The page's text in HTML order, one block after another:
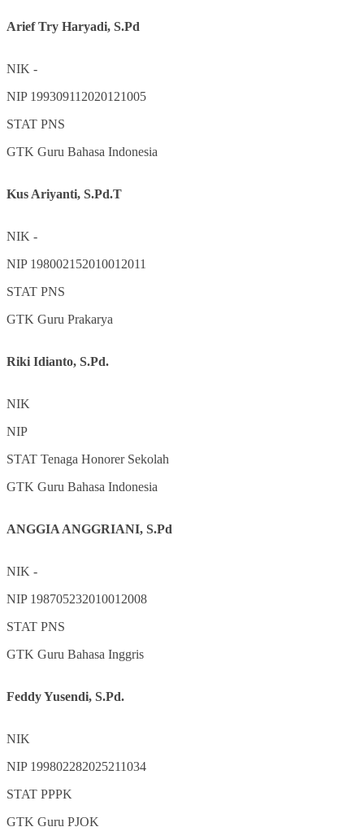
Arief Try Haryadi, S.Pd
NIK -
NIP 199309112020121005
STAT PNS
GTK Guru Bahasa Indonesia
Kus Ariyanti, S.Pd.T
NIK -
NIP 198002152010012011
STAT PNS
GTK Guru Prakarya
Riki Idianto, S.Pd.
NIK
NIP
STAT Tenaga Honorer Sekolah
GTK Guru Bahasa Indonesia
ANGGIA ANGGRIANI, S.Pd
NIK -
NIP 198705232010012008
STAT PNS
GTK Guru Bahasa Inggris
Feddy Yusendi, S.Pd.
NIK
NIP 199802282025211034
STAT PPPK
GTK Guru PJOK